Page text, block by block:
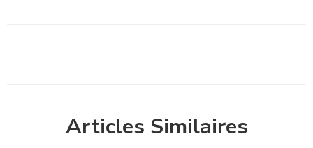
Articles Similaires